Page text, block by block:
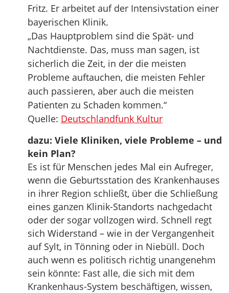
Fritz. Er arbeitet auf der Intensivstation einer
bayerischen Klinik.
„Das Hauptproblem sind die Spät- und
Nachtdienste. Das, muss man sagen, ist
sicherlich die Zeit, in der die meisten
Probleme auftauchen, die meisten Fehler
auch passieren, aber auch die meisten
Patienten zu Schaden kommen.“
Quelle: Deutschlandfunk Kultur
dazu: Viele Kliniken, viele Probleme – und
kein Plan?
Es ist für Menschen jedes Mal ein Aufreger,
wenn die Geburtsstation des Krankenhauses
in ihrer Region schließt, über die Schließung
eines ganzen Klinik-Standorts nachgedacht
oder der sogar vollzogen wird. Schnell regt
sich Widerstand – wie in der Vergangenheit
auf Sylt, in Tönning oder in Niebüll. Doch
auch wenn es politisch richtig unangenehm
sein könnte: Fast alle, die sich mit dem
Krankenhaus-System beschäftigen, wissen,